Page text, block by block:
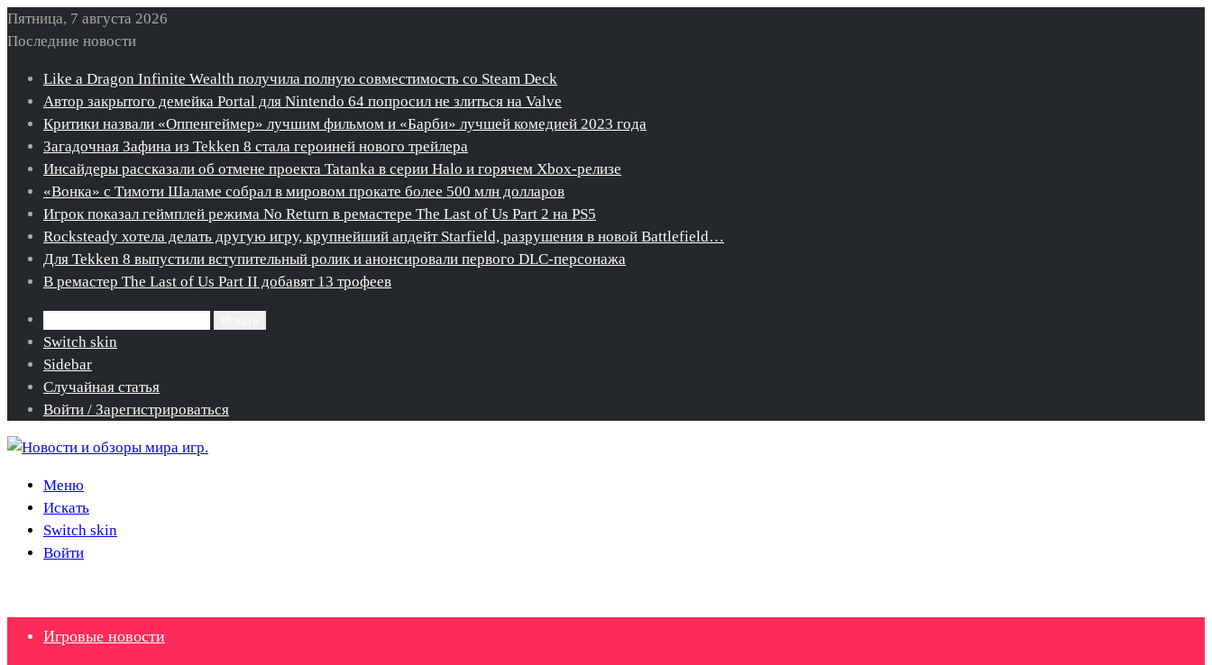
Пятница, 7 августа 2026
Последние новости
Like a Dragon Infinite Wealth получила полную совместимость со Steam Deck
Автор закрытого демейка Portal для Nintendo 64 попросил не злиться на Valve
Критики назвали «Оппенгеймер» лучшим фильмом и «Барби» лучшей комедией 2023 года
Загадочная Зафина из Tekken 8 стала героиней нового трейлера
Инсайдеры рассказали об отмене проекта Tatanka в серии Halo и горячем Xbox-релизе
«Вонка» с Тимоти Шаламе собрал в мировом прокате более 500 млн долларов
Игрок показал геймплей режима No Return в ремастере The Last of Us Part 2 на PS5
Rocksteady хотела делать другую игру, крупнейший апдейт Starfield, разрушения в новой Battlefield…
Для Tekken 8 выпустили вступительный ролик и анонсировали первого DLC-персонажа
В ремастер The Last of Us Part II добавят 13 трофеев
Switch skin
Sidebar
Случайная статья
Войти / Зарегистрироваться
Меню
Искать
Switch skin
Войти
Игровые новости